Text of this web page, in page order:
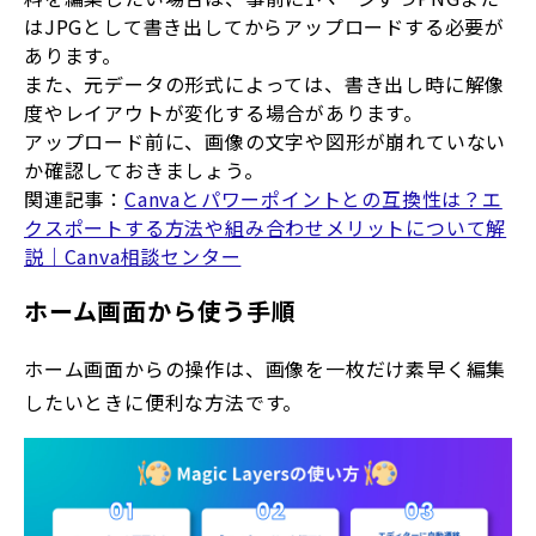
はJPGとして書き出してからアップロードする必要が
あります。
また、元データの形式によっては、書き出し時に解像
度やレイアウトが変化する場合があります。
アップロード前に、画像の文字や図形が崩れていない
か確認しておきましょう。
関連記事： Canvaとパワーポイントとの互換性は？エ
クスポートする方法や組み合わせメリットについて解
説｜Canva相談センター
ホーム画面から使う手順
ホーム画面からの操作は、画像を一枚だけ素早く編集
したいときに便利な方法です。